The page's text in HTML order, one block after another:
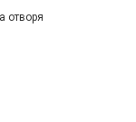
отворя